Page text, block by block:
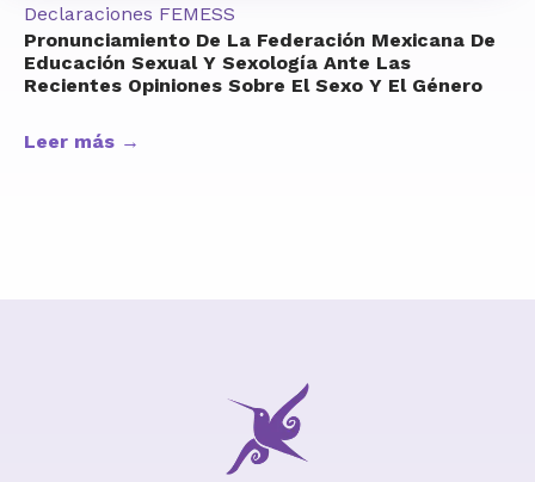
Declaraciones FEMESS
Pronunciamiento De La Federación Mexicana De
Educación Sexual Y Sexología Ante Las
Recientes Opiniones Sobre El Sexo Y El Género
Leer más →